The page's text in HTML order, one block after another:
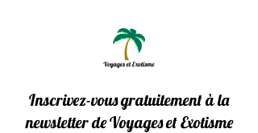
Inscrivez-vous gratuitement à la
newsletter de Voyages et Exotisme